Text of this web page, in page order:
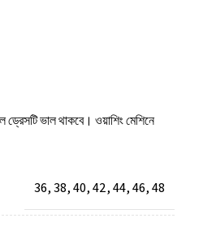
ড্রেসটি ভাল থাকবে। ওয়াশিং মেশিনে
36,38,40,42,44,46,48